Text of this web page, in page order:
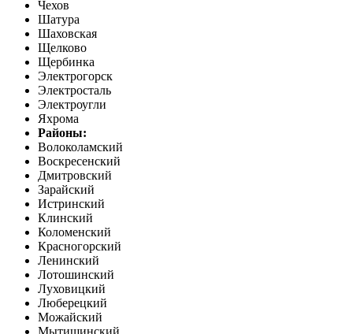
Чехов
Шатура
Шаховская
Щелково
Щербинка
Электрогорск
Электросталь
Электроугли
Яхрома
Районы:
Волоколамский
Воскресенский
Дмитровский
Зарайский
Истринский
Клинский
Коломенский
Красногорский
Ленинский
Лотошинский
Луховицкий
Люберецкий
Можайский
Мытищинский